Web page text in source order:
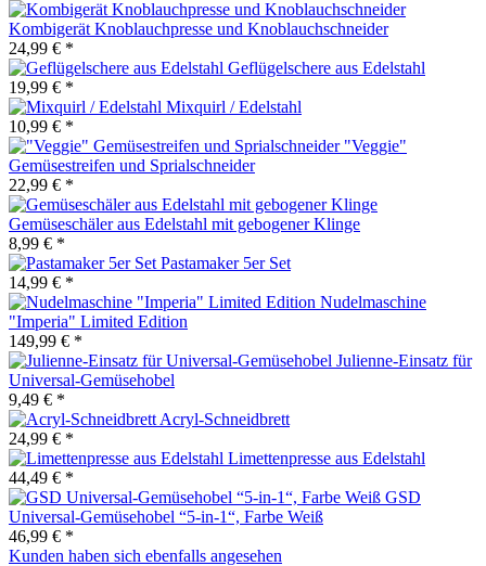
Kombigerät Knoblauchpresse und Knoblauchschneider
24,99 € *
Geflügelschere aus Edelstahl
19,99 € *
Mixquirl / Edelstahl
10,99 € *
"Veggie"
Gemüsestreifen und Sprialschneider
22,99 € *
Gemüseschäler aus Edelstahl mit gebogener Klinge
8,99 € *
Pastamaker 5er Set
14,99 € *
Nudelmaschine
"Imperia" Limited Edition
149,99 € *
Julienne-Einsatz für
Universal-Gemüsehobel
9,49 € *
Acryl-Schneidbrett
24,99 € *
Limettenpresse aus Edelstahl
44,49 € *
GSD
Universal-Gemüsehobel “5-in-1“, Farbe Weiß
46,99 € *
Kunden haben sich ebenfalls angesehen